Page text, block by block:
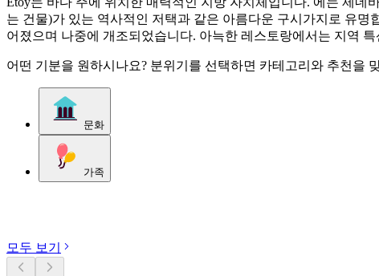
는 건물)가 있는 역사적인 저택과 같은 아름다운 구시가지로 유명
어졌으며 나중에 개조되었습니다. 아늑한 레스토랑에서는 지역
어떤 기분을 원하시나요? 분위기를 선택하면 카테고리와 추천을
문화
가족
모두 보기